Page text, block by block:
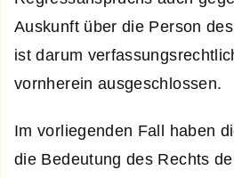
Auskunft über die Person
ist darum
vornherein ausgeschlossen.
Im vorliegenden Fall haben
die Bedeutung des Rechts